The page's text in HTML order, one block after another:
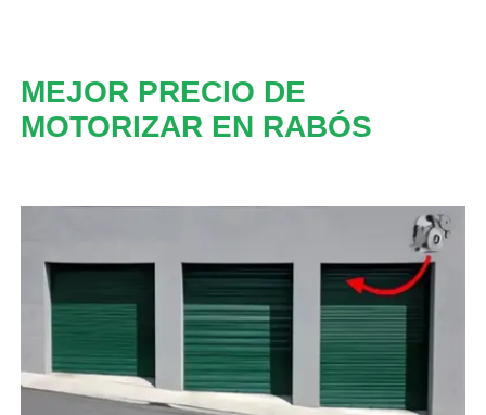
MEJOR PRECIO DE
MOTORIZAR EN RABÓS